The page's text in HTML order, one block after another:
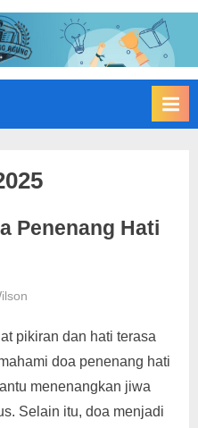
I
A
N
u
u
g
g
Edukasi
Membangun
Penenang Hati
pikiran dan hati terasa
doa penenang hati
menenangkan jiwa
Selain itu, doa menjadi